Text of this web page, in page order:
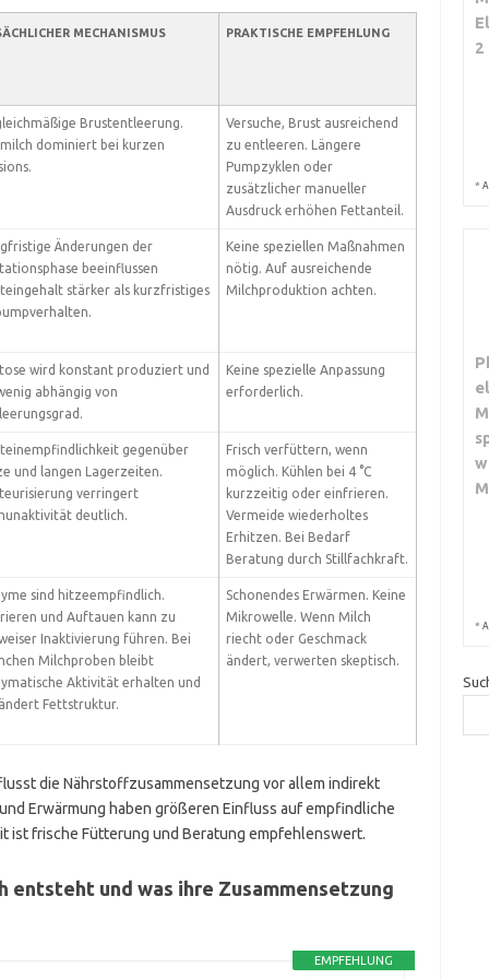
MECHANISMUS PRAKTISCHE EMPFEHLUNG
Brustentleerung.
dominiert bei kurzen
Versuche, Brust ausreichend
zu entleeren. Längere
Pumpzyklen oder
zusätzlicher manueller
Ausdruck erhöhen Fettanteil.
Änderungen der
beeinflussen
stärker als kurzfristiges
Keine speziellen Maßnahmen
nötig. Auf ausreichende
Milchproduktion achten.
wird konstant produziert und
abhängig von
Keine spezielle Anpassung
erforderlich.
gegenüber
und langen Lagerzeiten.
verringert
deutlich.
Frisch verfüttern, wenn
möglich. Kühlen bei 4 °C
kurzzeitig oder einfrieren.
Vermeide wiederholtes
Erhitzen. Bei Bedarf
Beratung durch Stillfachkraft.
sind hitzeempfindlich.
und Auftauen kann zu
Inaktivierung führen. Bei
Milchproben bleibt
Aktivität erhalten und
Fettstruktur.
Schonendes Erwärmen. Keine
Mikrowelle. Wenn Milch
riecht oder Geschmack
ändert, verwerten skeptisch.
die Nährstoffzusammensetzung vor allem indirekt
Erwärmung haben größeren Einfluss auf empfindliche
ist frische Fütterung und Beratung empfehlenswert.
entsteht und was ihre Zusammensetzung
EMPFEHLUNG
2
*
*